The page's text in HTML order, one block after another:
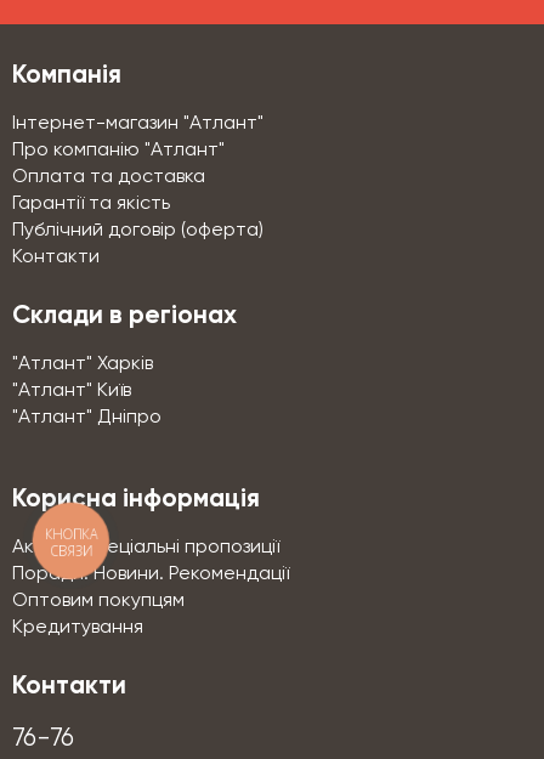
Компанія
Інтернет-магазин "Атлант"
Про компанію "Атлант"
Оплата та доставка
Гарантії та якість
Публічний договір (оферта)
Контакти
Склади в регіонах
"Атлант" Харків
"Атлант" Київ
"Атлант" Дніпро
Корисна інформація
Акції та спеціальні пропозиції
Поради. Новини. Рекомендації
Оптовим покупцям
Кредитування
Контакти
76-76
КНОПКА
СВЯЗИ